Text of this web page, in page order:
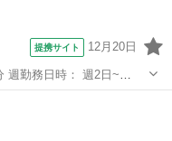
提携サイト 12月20日
ル